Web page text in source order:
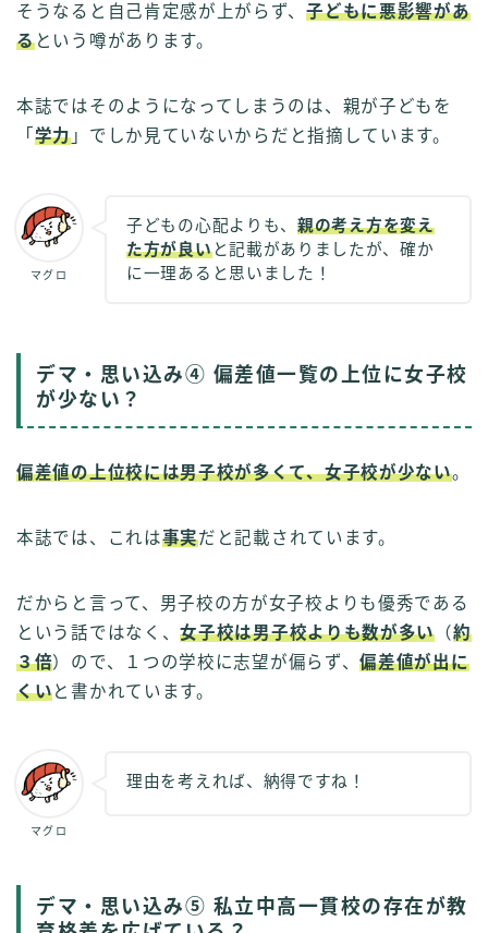
そうなると自己肯定感が上がらず、子どもに悪影響があ
るという噂があります。
本誌ではそのようになってしまうのは、親が子どもを
「 学力 」でしか見ていないからだと指摘しています。
マグロ
子どもの心配よりも、 親の考え方を変え
た方が良いと記載がありましたが、確か
に一理あると思いました！
デマ・思い込み④ 偏差値一覧の上位に女子校
が少ない？
偏差値の上位校には男子校が多くて、女子校が少ない。
本誌では、これは事実だと記載されています。
だからと言って、男子校の方が女子校よりも優秀である
という話ではなく、女子校は男子校よりも数が多い （約
３倍）ので、１つの学校に志望が偏らず、偏差値が出に
くいと書かれています。
マグロ
理由を考えれば、納得ですね！
デマ・思い込み⑤ 私立中高一貫校の存在が教